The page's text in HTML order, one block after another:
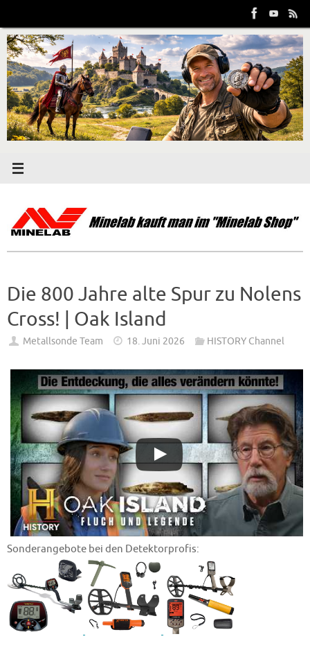
Inhalt
springen
Die 800 Jahre alte Spur zu Nolens
Cross! | Oak Island
Metallsonde Team 18. Juni 2026 HISTORY Channel
Sonderangebote bei den Detektorprofis: